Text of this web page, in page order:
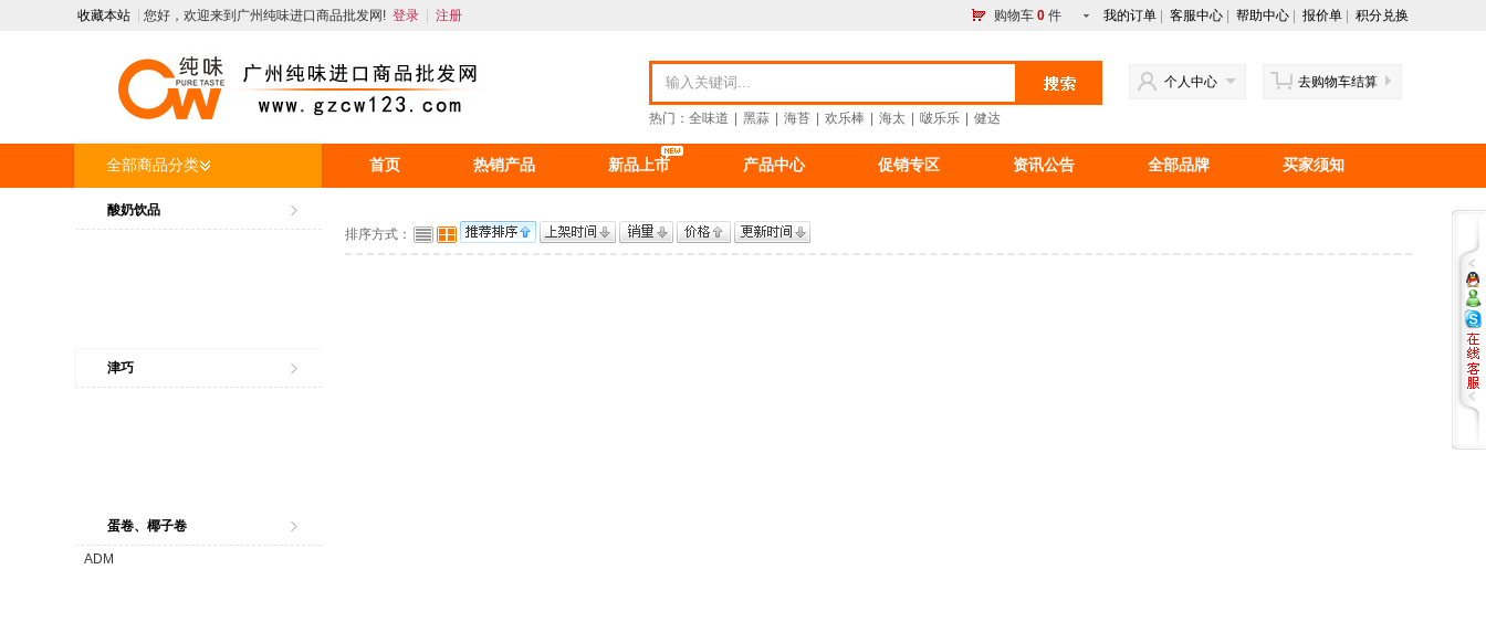
收藏本站 您好，欢迎来到广州纯味进口商品批发网! 登录 注册 我的订单 客服中心 帮助中心 报价单 积分兑换
购物车 0 件
热门： 全味道 黑蒜 海苔 欢乐棒 海太 啵乐乐 健达
个人中心 去购物车结算
全部商品分类
酸奶饮品
津巧
蛋卷、椰子卷
ADM
首页 热销产品 新品上市 产品中心 促销专区 资讯公告 全部品牌 买家须知
排序方式：